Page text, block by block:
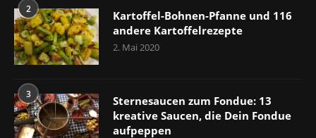
2
Kartoffel-Bohnen-Pfanne und 116
andere Kartoffelrezepte
2. Mai 2020
3
Sternesaucen zum Fondue: 13
kreative Saucen, die Dein Fondue
aufpeppen